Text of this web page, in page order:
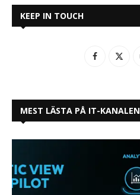
KEEP IN TOUCH
MEST LÄSTA PÅ IT-KANALEN